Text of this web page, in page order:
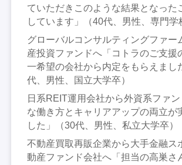
ていただきこのような結果となった
しています」（40代、男性、専門学
グローバルコンサルティングファー
産投資ファンドへ「コトラのご支援
一希望の会社から内定をもらえまし
代、男性、国立大学卒）
日系REIT運用会社から外資系ファ
な働き方とキャリアアップの両立が
した」（30代、男性、私立大学卒）
不動産買取再販企業から大手金融ス
動産ファンド会社へ「担当の高巣さ